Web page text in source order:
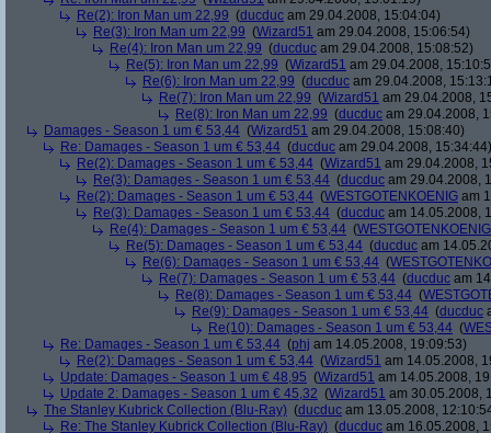
Re(2): Iron Man um 22,99 (ducduc am 29.04.2008, 15:04:04)
Re(3): Iron Man um 22,99 (Wizard51 am 29.04.2008, 15:06:54)
Re(4): Iron Man um 22,99 (ducduc am 29.04.2008, 15:08:52)
Re(5): Iron Man um 22,99 (Wizard51 am 29.04.2008,
Re(6): Iron Man um 22,99 (ducduc am 29.04.2008,
Re(7): Iron Man um 22,99 (Wizard51 am 29.04.2008,
Re(8): Iron Man um 22,99 (ducduc am 29.04.2008,
Damages - Season 1 um € 53,44 (Wizard51 am 29.04.2008, 15:08:40)
Re: Damages - Season 1 um € 53,44 (ducduc am 29.04.2008, 15:34:44)
Re(2): Damages - Season 1 um € 53,44 (Wizard51 am 29.04.2008,
Re(3): Damages - Season 1 um € 53,44 (ducduc am 29.04.2008,
Re(2): Damages - Season 1 um € 53,44 (WESTGOTENKOENIG am
Re(3): Damages - Season 1 um € 53,44 (ducduc am 14.05.2008,
Re(4): Damages - Season 1 um € 53,44 (WESTGOTENKOENIG
Re(5): Damages - Season 1 um € 53,44 (ducduc am
Re(6): Damages - Season 1 um € 53,44 (
Re(7): Damages - Season 1 um € 53,44 (ducduc am
Re(8): Damages - Season 1 um € 53,44 (
Re(9): Damages - Season 1 um € 53,44 (ducduc
Re(10): Damages - Season 1 um € 53,44 (
Re: Damages - Season 1 um € 53,44 (phj am 14.05.2008, 19:09:53)
Re(2): Damages - Season 1 um € 53,44 (Wizard51 am 14.05.2008,
Update: Damages - Season 1 um € 48,95 (Wizard51 am 14.05.2008,
Update 2: Damages - Season 1 um € 45,32 (Wizard51 am 30.05.2008,
The Stanley Kubrick Collection (Blu-Ray) (ducduc am 13.05.2008,
Re: The Stanley Kubrick Collection (Blu-Ray) (ducduc am 16.05.2008,